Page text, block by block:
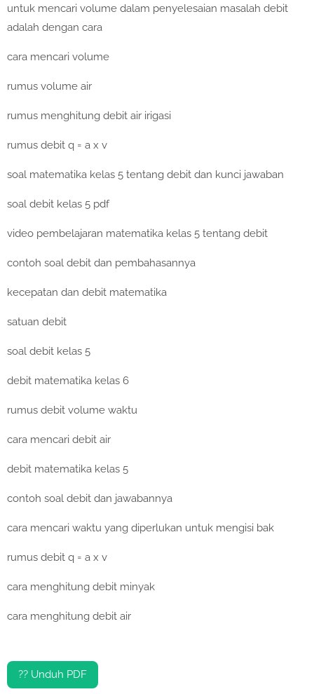
untuk mencari volume dalam penyelesaian masalah debit
adalah dengan cara
cara mencari volume
rumus volume air
rumus menghitung debit air irigasi
rumus debit q = a x v
soal matematika kelas 5 tentang debit dan kunci jawaban
soal debit kelas 5 pdf
video pembelajaran matematika kelas 5 tentang debit
contoh soal debit dan pembahasannya
kecepatan dan debit matematika
satuan debit
soal debit kelas 5
debit matematika kelas 6
rumus debit volume waktu
cara mencari debit air
debit matematika kelas 5
contoh soal debit dan jawabannya
cara mencari waktu yang diperlukan untuk mengisi bak
rumus debit q = a x v
cara menghitung debit minyak
cara menghitung debit air
?? Unduh PDF